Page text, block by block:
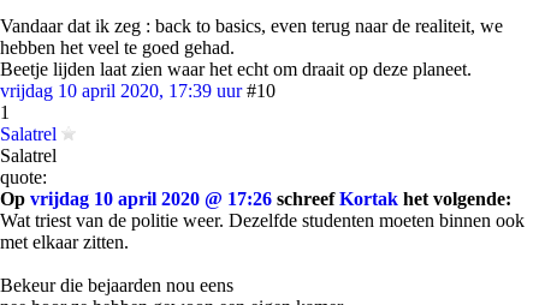
Vandaar dat ik zeg : back to basics, even terug naar de realiteit, we
hebben het veel te goed gehad.
Beetje lijden laat zien waar het echt om draait op deze planeet.
vrijdag 10 april 2020, 17:39 uur #10
1
Salatrel
Salatrel
quote:
Op vrijdag 10 april 2020 @ 17:26 schreefKortak het volgende:
Wat triest van de politie weer. Dezelfde studenten moeten binnen ook
met elkaar zitten.
Bekeur die bejaarden nou eens